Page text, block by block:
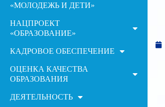
«МОЛОДЕЖЬ И ДЕТИ»
НАЦПРОЕКТ
«ОБРАЗОВАНИЕ»
КАДРОВОЕ ОБЕСПЕЧЕНИЕ
ОЦЕНКА КАЧЕСТВА
ОБРАЗОВАНИЯ
ДЕЯТЕЛЬНОСТЬ